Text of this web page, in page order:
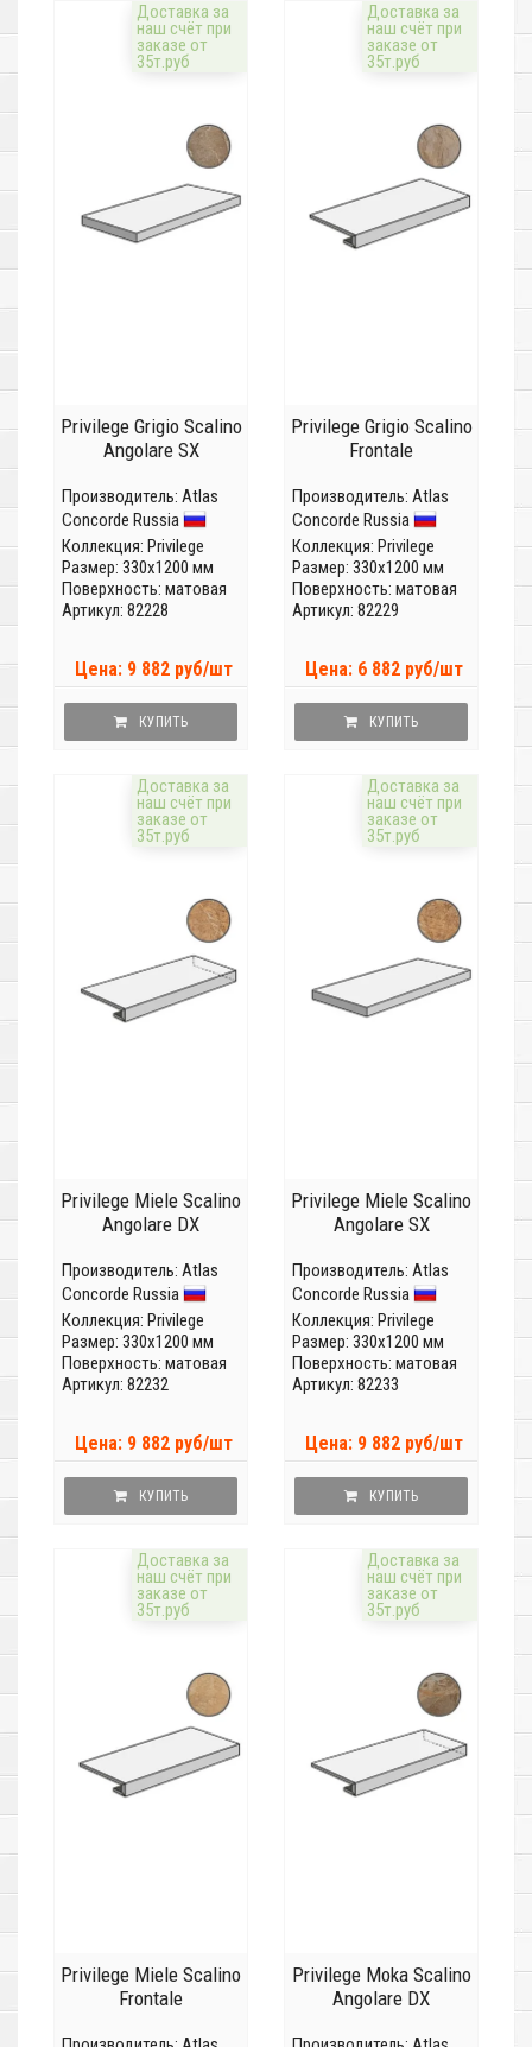
Доставка за
наш счёт при
заказе от
35т.руб
Privilege Grigio Scalino
Angolare SX
Производитель: Atlas
Concorde Russia
Коллекция: Privilege
Размер: 330x1200 мм
Поверхность: матовая
Артикул: 82228
Цена: 9 882 руб/шт
КУПИТЬ
Доставка за
наш счёт при
заказе от
35т.руб
Privilege Grigio Scalino
Frontale
Производитель: Atlas
Concorde Russia
Коллекция: Privilege
Размер: 330x1200 мм
Поверхность: матовая
Артикул: 82229
Цена: 6 882 руб/шт
КУПИТЬ
Доставка за
наш счёт при
заказе от
35т.руб
Privilege Miele Scalino
Angolare DX
Производитель: Atlas
Concorde Russia
Коллекция: Privilege
Размер: 330x1200 мм
Поверхность: матовая
Артикул: 82232
Цена: 9 882 руб/шт
КУПИТЬ
Доставка за
наш счёт при
заказе от
35т.руб
Privilege Miele Scalino
Angolare SX
Производитель: Atlas
Concorde Russia
Коллекция: Privilege
Размер: 330x1200 мм
Поверхность: матовая
Артикул: 82233
Цена: 9 882 руб/шт
КУПИТЬ
Доставка за
наш счёт при
заказе от
35т.руб
Privilege Miele Scalino
Frontale
Доставка за
наш счёт при
заказе от
35т.руб
Privilege Moka Scalino
Angolare DX